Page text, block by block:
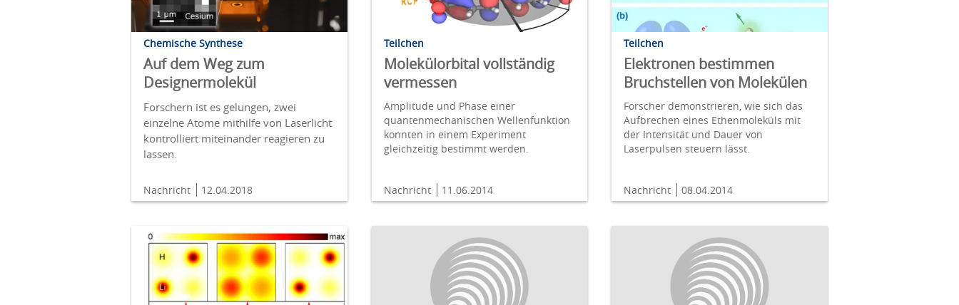
Chemische Synthese
Auf dem Weg zum
Designermolekül
Forschern ist es gelungen, zwei
einzelne Atome mithilfe von Laserlicht
kontrolliert miteinander reagieren zu
lassen.
Nachricht 12.04.2018
Teilchen
Molekülorbital vollständig
vermessen
Amplitude und Phase einer
quantenmechanischen Wellenfunktion
konnten in einem Experiment
gleichzeitig bestimmt werden.
Nachricht 11.06.2014
Teilchen
Elektronen bestimmen
Bruchstellen von Molekülen
Forscher demonstrieren, wie sich das
Aufbrechen eines Ethenmoleküls mit
der Intensität und Dauer von
Laserpulsen steuern lässt.
Nachricht 08.04.2014